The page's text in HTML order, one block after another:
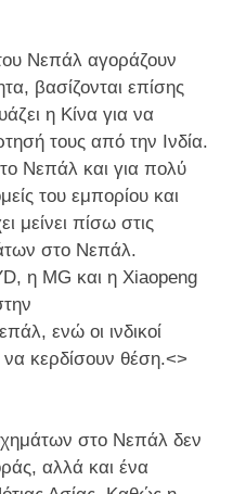
Νεπάλ αγοράζουν
βασίζονται επίσης
η Κίνα για να
τους από την Ινδία.
Νεπάλ και για πολύ
του εμπορίου και
μείνει πίσω στις
στο Νεπάλ.
η MG και η Xiaopeng
ενώ οι ινδικοί
να κερδίσουν θέση.<>
στο Νεπάλ δεν
αλλά και ένα